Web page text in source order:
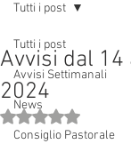
Tutti i post
Avvisi Settimanali
News
Consiglio Pastorale
Tutti i post
Avvisi dal
2024
Valutazione NaN